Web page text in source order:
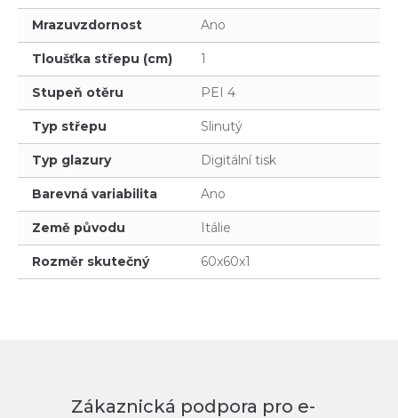
Mrazuvzdornost Ano
Tloušťka střepu (cm) 1
Stupeň otěru PEI 4
Typ střepu Slinutý
Typ glazury Digitální tisk
Barevná variabilita Ano
Země původu Itálie
Rozměr skutečný 60x60x1
Zákaznická podpora pro e-